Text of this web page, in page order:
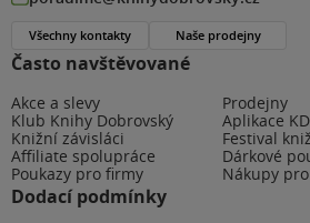
Často navštěvované
Akce a slevy
Prodejny
Klub Knihy Dobrovský
Aplikace
Knižní závisláci
Festival
Affiliate spolupráce
Dárkové
Poukazy pro firmy
Nákupy
Dodací podmínky
Všechny kontakty Naše prodejny